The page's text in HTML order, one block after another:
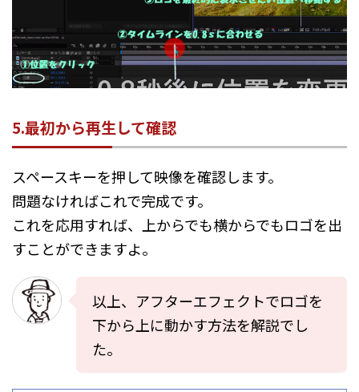
5.最初から再生して確認
スペースキーを押して映像を確認します。
問題なければこれで完成です。
これを応用すれば、上からでも横からでもロゴを出
すことができますよ。
以上、アフターエフェクトでロゴを
下から上に動かす方法を解説でし
た。